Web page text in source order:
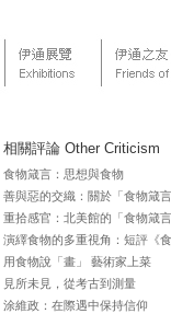
相關評論 Other Criticism
食物箴言：思想與食物
善與惡的交織：關於「食物箴
重拾感官：北美館的「食物箴
演繹食物的多重視角：短評《
用食物說「畫」 藝術家上菜
見所未見，從考古到測量
涂維政：在際遇中保持信仰